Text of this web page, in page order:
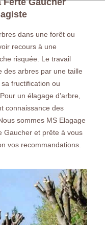
dans une forêt ou
recours à une
risquée. Le travail
des arbres par une taille
fructification ou
un élagage d’arbre,
connaissance des
sommes MS Elagage
Gaucher et prête à vous
vos recommandations.